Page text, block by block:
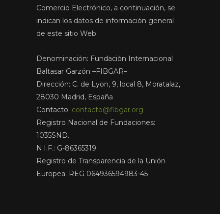
Comercio Electrónico, a continuación, se
indican los datos de información general
de este sitio Web:
Denominación: Fundación Internacional
Baltasar Garzón –FIBGAR–
Dirección: C. de Lyon, 9, local 8, Moratalaz,
28030 Madrid, España
Contacto: contacto@fibgar.org
Registro Nacional de Fundaciones:
1035SND.
N.I.F.: G-86365319
Registro de Transparencia de la Unión
Europea: REG 064936594983-45